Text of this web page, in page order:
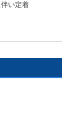
い定着